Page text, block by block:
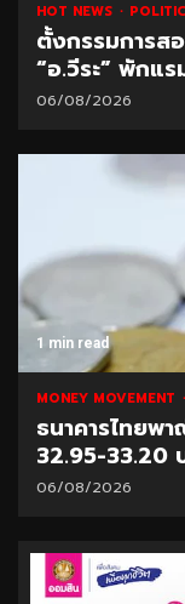
HOT NEWS
ตั้งกรรมการส
“อ.วีระ” พักแ
06/08/2026
1 min read
MONEY MOVEMENT
ธนาคารไทยพ
32.95-33.20
06/08/2026